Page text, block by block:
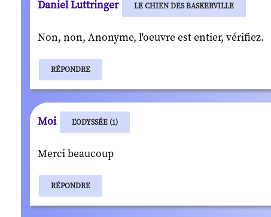
Daniel Luttringer LE CHIEN DES BASKERVILLE
Non, non, Anonyme, l'oeuvre est entier, vérifiez.
RÉPONDRE
Moi L'ODYSSÉE (1)
Merci beaucoup
RÉPONDRE